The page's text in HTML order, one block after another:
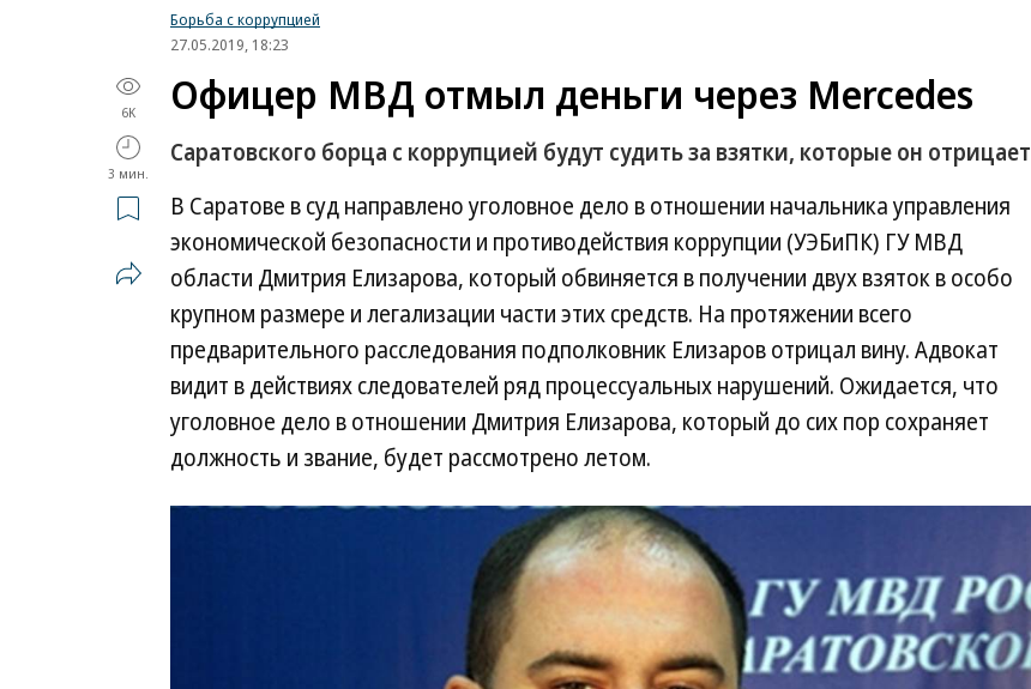
Борьба с коррупцией
27.05.2019, 18:23
6K
3 мин.
Офицер МВД отмыл деньги через Mercedes
Саратовского борца с коррупцией будут судить за взятки, которые он отрицает
В Саратове в суд направлено уголовное дело в отношении начальника управления
экономической безопасности и противодействия коррупции (УЭБиПК) ГУ МВД
области Дмитрия Елизарова, который обвиняется в получении двух взяток в особо
крупном размере и легализации части этих средств. На протяжении всего
предварительного расследования подполковник Елизаров отрицал вину. Адвокат
видит в действиях следователей ряд процессуальных нарушений. Ожидается, что
уголовное дело в отношении Дмитрия Елизарова, который до сих пор сохраняет
должность и звание, будет рассмотрено летом.